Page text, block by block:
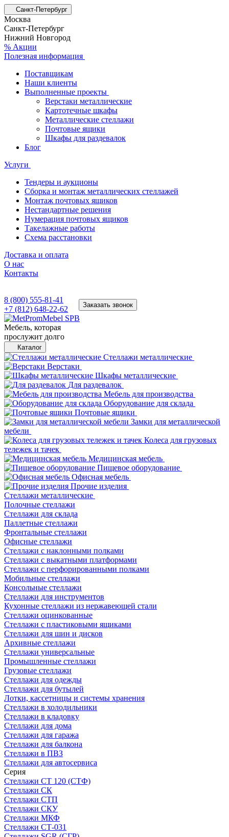
Санкт-Петербург
Москва
Санкт-Петербург
Нижний Новгород
% Акции
Полезная информация
Поставщикам
Наши клиенты
Выполненные проекты
Верстаки металлические
Картотечные шкафы
Металлические стеллажи
Почтовые ящики
Шкафы для раздевалок
Блог
Услуги
Тендеры и аукционы
Сборка и монтаж металлических стеллажей
Монтаж почтовых ящиков
Нестандартные решения
Нумерация почтовых ящиков
Такелажные работы
Схема расстановки
Доставка и оплата
О нас
Контакты
8 (800) 555-81-41
+7 (812) 648-22-62
Заказать звонок
Мебель, которая
прослужит долго
Каталог
Стеллажи металлические
Верстаки
Шкафы металлические
Для раздевалок
Мебель для производства
Оборудование для склада
Почтовые ящики
Замки для металлической
мебели
Колеса для грузовых
тележек и тачек
Медицинская мебель
Пищевое оборудование
Офисная мебель
Прочие изделия
Стеллажи металлические
Полочные стеллажи
Стеллажи для склада
Паллетные стеллажи
Фронтальные стеллажи
Офисные стеллажи
Стеллажи с наклонными полками
Стеллажи с выкатными платформами
Стеллажи с перфорированными полками
Мобильные стеллажи
Консольные стеллажи
Стеллажи для инструментов
Кухонные стеллажи из нержавеющей стали
Стеллажи оцинкованные
Стеллажи с пластиковыми ящиками
Стеллажи для шин и дисков
Архивные стеллажи
Стеллажи универсальные
Промышленные стеллажи
Грузовые стеллажи
Стеллажи для одежды
Стеллажи для бутылей
Лотки, кассетницы и системы хранения
Стеллажи в холодильники
Стеллажи в кладовку
Стеллажи для дома
Стеллажи для гаража
Стеллажи для балкона
Стеллажи в ПВЗ
Стеллажи для автосервиса
Серия
Стеллажи СТ 120 (СТФ)
Стеллажи СК
Стеллажи СТП
Стеллажи СКУ
Стеллажи МКФ
Стеллажи СТ-031